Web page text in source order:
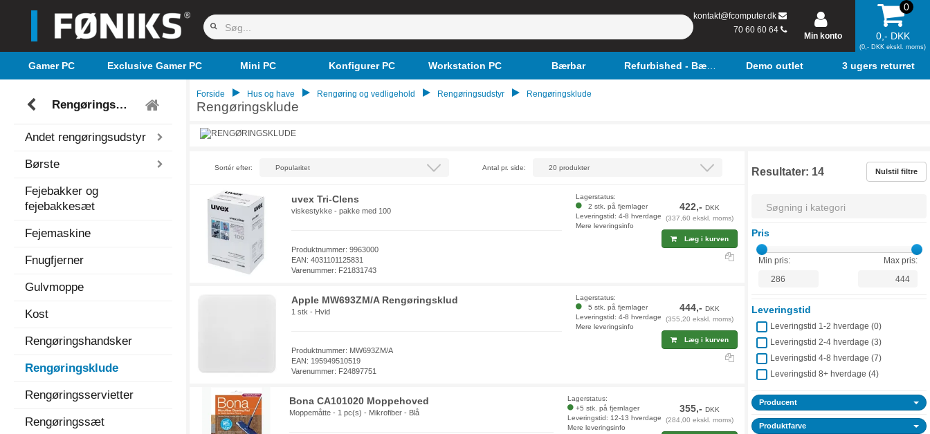
kontakt@fcomputer.dk
70 60 60 64
Min konto
0
0,- DKK
(0,- DKK ekskl. moms)
Gamer PC Exclusive Gamer PC Mini PC Konfigurer PC Workstation PC Bærbar Refurbished - Bærbar Demo outlet 3 ugers returret
Rengøringsudstyr
Andet rengøringsudstyr
Børste
Fejebakker og
fejebakkesæt
Fejemaskine
Fnugfjerner
Gulvmoppe
Kost
Rengøringshandsker
Rengøringsklude
Rengøringsservietter
Rengøringssæt
Forside Hus og have Rengøring og vedligehold Rengøringsudstyr Rengøringsklude
Rengøringsklude
Resultater: 14 Nulstil filtre
Pris
Min pris: Max pris:
Leveringstid
Leveringstid 1-2 hverdage (0)
Leveringstid 2-4 hverdage (3)
Leveringstid 4-8 hverdage (7)
Leveringstid 8+ hverdage (4)
Producent
Produktfarve
Sortér efter: Antal pr. side:
uvex Tri-Clens
viskestykke - pakke med 100
Produktnummer: 9963000
EAN: 4031101125831
Varenummer: F21831743
Lagerstatus:
2 stk. på fjernlager
Leveringstid: 4-8 hverdage
Mere leveringsinfo
422,-DKK
(337,60 ekskl. moms)
Læg i kurven
Apple MW693ZM/A Rengøringsklud
1 stk - Hvid
Produktnummer: MW693ZM/A
EAN: 195949510519
Varenummer: F24897751
Lagerstatus:
5 stk. på fjernlager
Leveringstid: 4-8 hverdage
Mere leveringsinfo
444,-DKK
(355,20 ekskl. moms)
Læg i kurven
Bona CA101020 Moppehoved
Moppemåtte - 1 pc(s) - Mikrofiber - Blå
Lagerstatus:
+5 stk. på fjernlager
Leveringstid: 12-13 hverdage
Mere leveringsinfo
355,-DKK
(284,00 ekskl. moms)